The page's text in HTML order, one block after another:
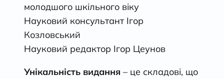
молодшого шкільного віку
Науковий консультант Ігор
Козловський
Науковий редактор Ігор Цеунов
Унікальність видання – це складові, що